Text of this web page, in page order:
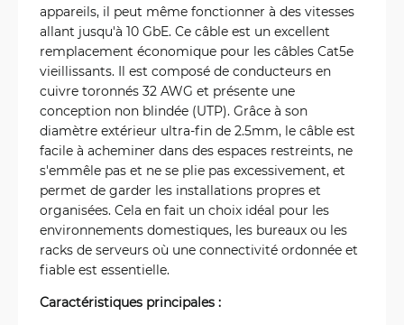
appareils, il peut même fonctionner à des vitesses
allant jusqu'à 10 GbE. Ce câble est un excellent
remplacement économique pour les câbles Cat5e
vieillissants. Il est composé de conducteurs en
cuivre toronnés 32 AWG et présente une
conception non blindée (UTP). Grâce à son
diamètre extérieur ultra-fin de 2.5mm, le câble est
facile à acheminer dans des espaces restreints, ne
s'emmêle pas et ne se plie pas excessivement, et
permet de garder les installations propres et
organisées. Cela en fait un choix idéal pour les
environnements domestiques, les bureaux ou les
racks de serveurs où une connectivité ordonnée et
fiable est essentielle.
Caractéristiques principales :